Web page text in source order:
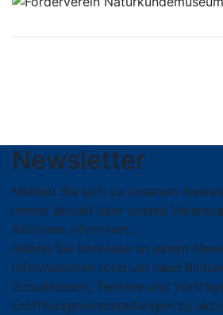
Newsletter
Melden Sie sich zu unserem
immer aktuell über unsere
Aktionen informiert.
Haben Sie Interesse an einem
Informationen rund um neue
Schulklassen, Termine und
Eröffnungsveranstaltungen zu